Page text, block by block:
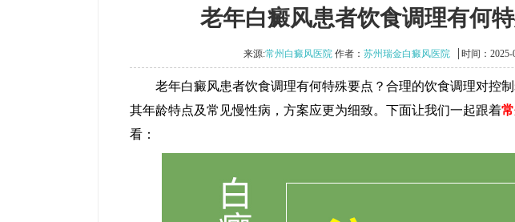
老年白癜风患者饮食调理有何
来源:常州白癜风医院 作者： 苏州瑞金白癜风医院 时间：2025-
老年白癜风患者饮食调理有何特殊要点？合理的饮食调理对控制
其年龄特点及常见慢性病，方案应更为细致。下面让我们一起跟着
看：